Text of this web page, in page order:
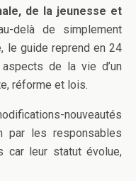
de la jeunesse et
delà de simplement
le guide reprend en 24
de la vie d’un
réforme et lois.
nouveautés
par les responsables
car leur statut évolue,